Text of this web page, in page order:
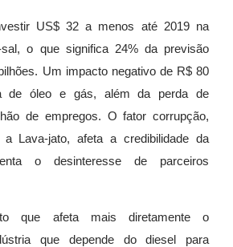
US$ 32 a menos até 2019 na
o que significa 24% da previsão
Um impacto negativo de R$ 80
de óleo e gás, além da perda de
de empregos. O fator corrupção,
Lava-jato, afeta a credibilidade da
o desinteresse de parceiros
que afeta mais diretamente o
que depende do diesel para